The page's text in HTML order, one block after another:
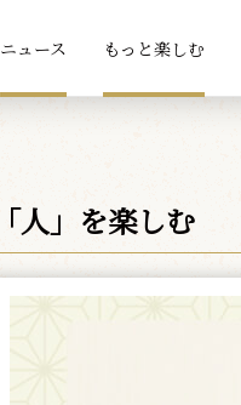
ニュース もっと楽しむ
「人」を楽しむ